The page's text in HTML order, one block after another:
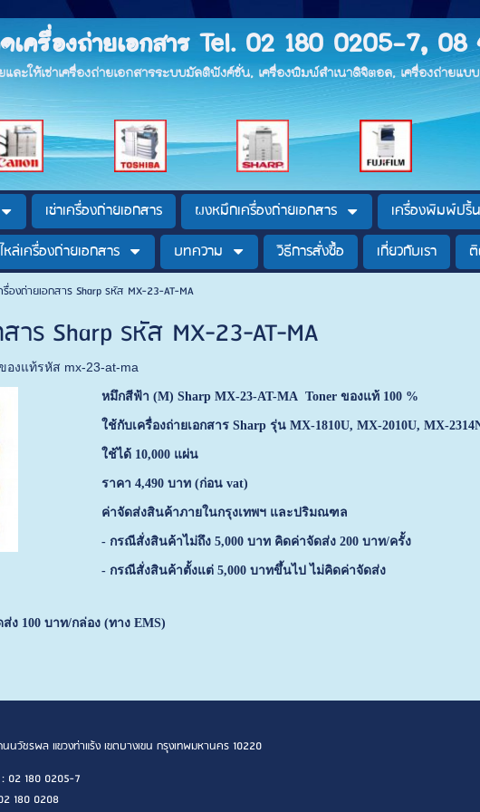
เครื่องถ่ายเอกสาร Tel. 02 180 0205-7,
และให้เช่าเครื่องถ่ายเอกสารระบบมัลติฟังค์ชั่น, เครื่องพิมพ์สำเนาดิจิตอล, เครื่องถ่า
เช่าเครื่องถ่ายเอกสาร ผงหมึกเครื่องถ่ายเอกสาร เครื่องพิมพ์ปริ้น
หล่เครื่องถ่ายเอกสาร บทความ วิธีการสั่งซื้อ เกี่ยวกับเรา
องถ่ายเอกสาร Sharp รหัส MX-23-AT-MA
าร Sharp รหัส MX-23-AT-MA
องแท้รหัส mx-23-at-ma
หมึกสีฟ้า (M) Sharp MX-23-AT-MA Toner ของแท้ 100 %
ใช้กับเครื่องถ่ายเอกสาร Sharp รุ่น MX-1810U, MX-2010U, MX-
ใช้ได้ 10,000 แผ่น
ราคา 4,490 บาท (ก่อน vat)
ค่าจัดส่งสินค้าภายในกรุงเทพฯ และปริมณฑล
- กรณีสั่งสินค้าไม่ถึง 5,000 บาท คิดค่าจัดส่ง 200 บาท/ครั้ง
- กรณีสั่งสินค้าตั้งแต่5,000 บาทขึ้นไป ไม่คิดค่าจัดส่ง
ส่ง100 บาท/กล่อง (ทาง EMS)
ชรพล แขวงท่าแร้ง เขตบางเขน กรุงเทพมหานคร 10220
02 180 0205-7
180 0208